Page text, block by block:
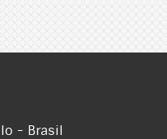
- Brasil